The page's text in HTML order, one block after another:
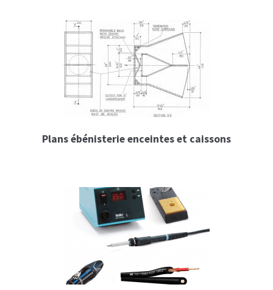
Résistances
Connecteurs et câblage
Câble et connecteurs Audio – Modulation
Connecteurs et câbles électriques
Divers réalisation câblage
Mesures acoustiques
Plans ébénisterie enceintes et caissons